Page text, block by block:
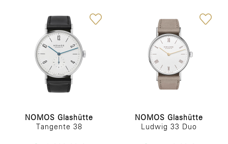
NOMOS Glashütte
Tangente 38
NOMOS Glashütte
Ludwig 33 Duo